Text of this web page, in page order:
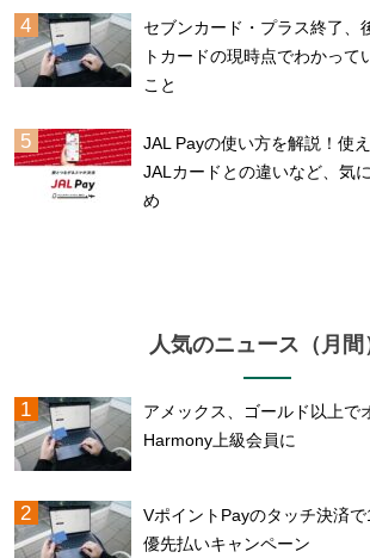
セブンカード・プラス終了、
トカードの現時点でわかって
こと
JAL Payの使い方を解説！使
JALカードとの違いなど、気
め
人気のニュース（月間
アメックス、ゴールド以上で
Harmony上級会員に
VポイントPayのタッチ決済
優先払いキャンペーン